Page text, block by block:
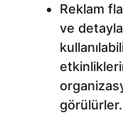
Reklam
ve
görülürler.